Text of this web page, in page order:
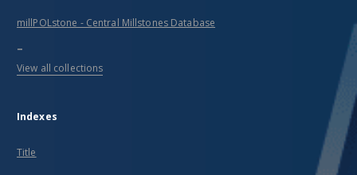
millPOLstone - Central Millstones Database
...
View all collections
Indexes
Title